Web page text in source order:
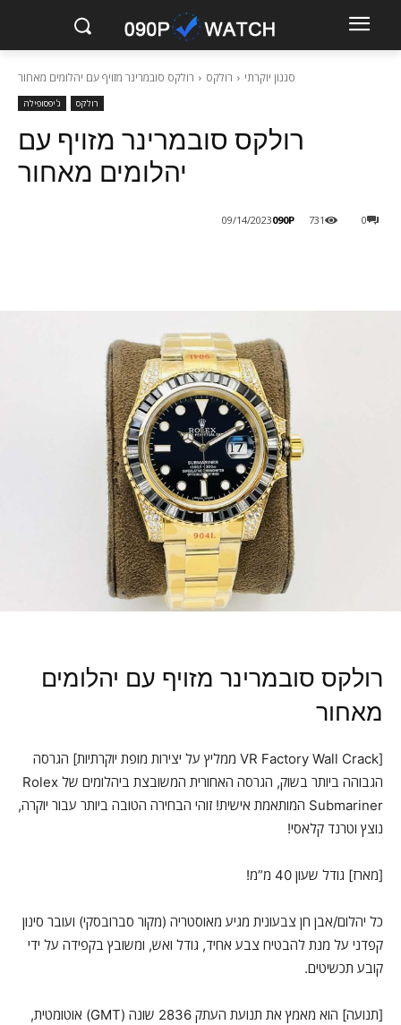
סגנון יוקרתי רולקס רולקס סובמרינר מזויף עם יהלומים מאחור
רולקס ג'יפסופילה
רולקס סובמרינר מזויף עם
יהלומים מאחור
090P
09/14/2023 0
731
רולקס סובמרינר מזויף עם יהלומים
מאחור
[VR Factory Wall Crack ממליץ על יצירות מופת יוקרתיות] הגרסה
הגבוהה ביותר בשוק, הגרסה האחורית המשובצת ביהלומים של Rolex
Submariner המותאמת אישית! זוהי הבחירה הטובה ביותר עבור יוקרה,
נוצץ וטרנד קלאסי!
[מארז] גודל שעון 40 מ”מ!
כל יהלום/אבן חן צבעונית מגיע מאוסטריה (מקור סברובסקי) ועובר סינון
קפדני על מנת להבטיח צבע אחיד, גודל ואש, ומשובץ בקפידה על ידי
קובע תכשיטים.
[תנועה] הוא מאמץ את תנועת העתק 2836 שונה (GMT) אוטומטית,